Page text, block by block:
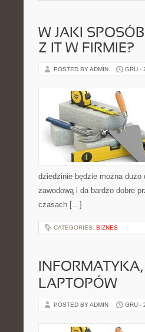
W JAKI
Z IT W FIRMIE?
POSTED BY ADMIN GRU -
dziedzinie będzie można
zawodową i da bardzo dobre
czasach […]
CATEGORIES: BIZNES
LAPTOPÓW
POSTED BY ADMIN GRU -